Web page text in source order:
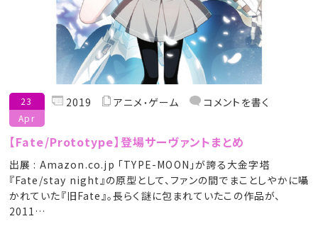
23
Apr
2019 アニメ ゲーム コメントを書く
【Fate/Prototype】登場サーヴァントまとめ
出展 : Amazon.co.jp 「TYPE-MOON」が誇る大金字塔
『Fate/stay night』の原型として、ファンの間でまことしやかに囁
かれていた『旧Fate』。長らく謎に包まれていたこの作品が、
2011…